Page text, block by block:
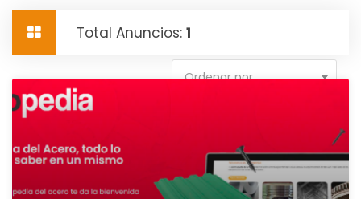
Total Anuncios: 1
Ordenar por